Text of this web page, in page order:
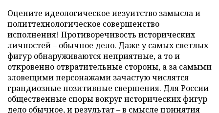
Оцените идеологическое иезуитство замысла и
политтехнологическое совершенство
исполнения! Противоречивость исторических
личностей – обычное дело. Даже у самых светлых
фигур обнаруживаются неприятные, а то и
откровенно отвратительные стороны, а за самыми
зловещими персонажами зачастую числятся
грандиозные позитивные свершения. Для России
общественные споры вокруг исторических фигур
дело обычное, и результат – в смысле принятия